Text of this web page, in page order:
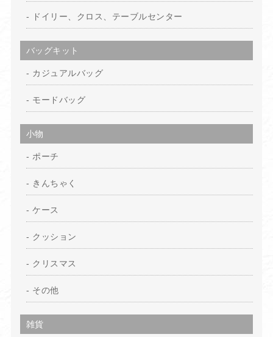
ドイリー、クロス、テーブルセンター
バッグキット
カジュアルバッグ
モードバッグ
小物
ポーチ
きんちゃく
ケース
クッション
クリスマス
その他
雑貨